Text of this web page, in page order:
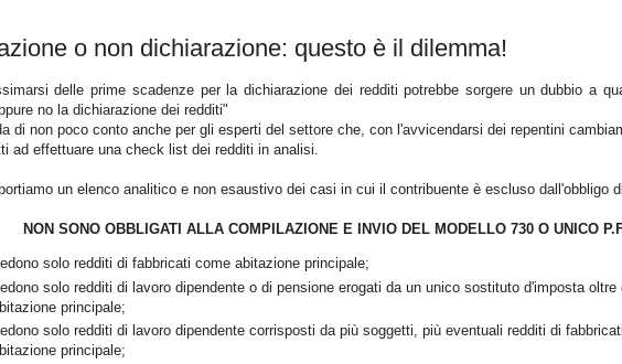
o non dichiarazione: questo è il dilemma!
delle prime scadenze per la dichiarazione dei redditi potrebbe sorgere un dubbio a
no la dichiarazione dei redditi"
di non poco conto anche per gli esperti del settore che, con l'avvicendarsi dei repentini
ad effettuare una check list dei redditi in analisi.
un elenco analitico e non esaustivo dei casi in cui il contribuente è escluso dall'obbligo
NON SONO OBBLIGATI ALLA COMPILAZIONE E INVIO DEL MODELLO 730 O UNICO
solo redditi di fabbricati come abitazione principale;
solo redditi di lavoro dipendente o di pensione erogati da un unico sostituto d'imposta
principale;
solo redditi di lavoro dipendente corrisposti da più soggetti, più eventuali redditi di
principale;